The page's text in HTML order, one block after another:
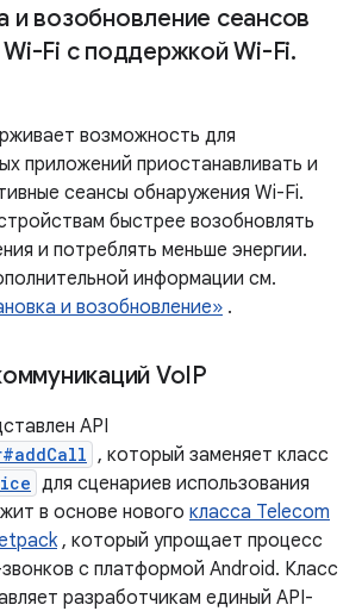
и возобновление сеансов
Fi с поддержкой Wi-Fi.
возможность для
приложений приостанавливать и
сеансы обнаружения Wi-Fi.
быстрее возобновлять
и потреблять меньше энергии.
информации см.
и возобновление» .
VoIP
API
, который заменяет класс
для сценариев использования
в основе нового класса Telecom
, который упрощает процесс
с платформой Android. Класс
разработчикам единый API-